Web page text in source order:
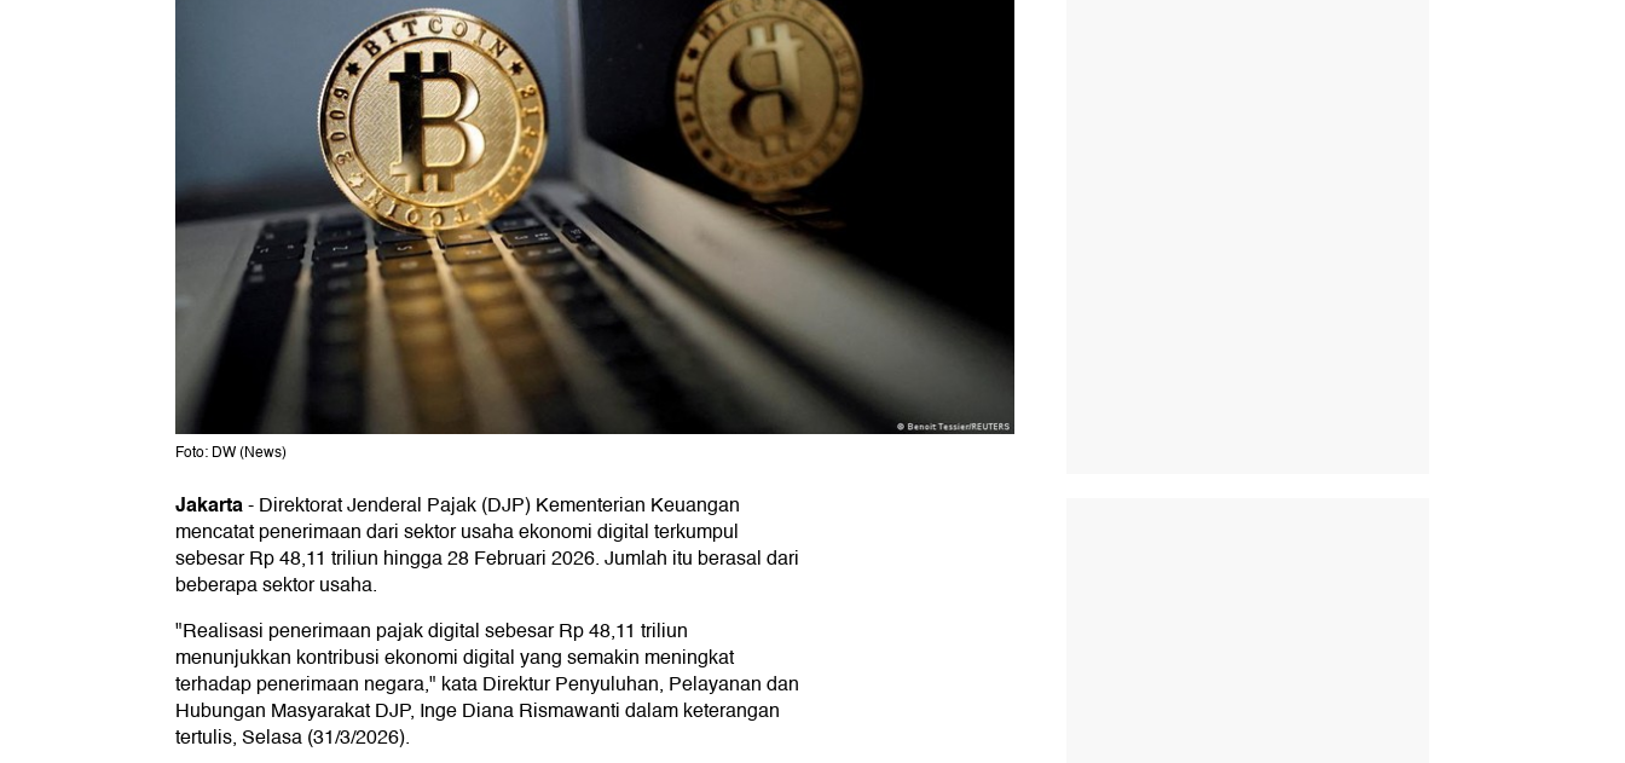
Foto: DW (News)
Jakarta-Direktorat Jenderal Pajak (DJP) Kementerian Keuangan
mencatat penerimaan dari sektor usaha ekonomi digital terkumpul
sebesar Rp 48,11 triliun hingga 28 Februari 2026. Jumlah itu berasal dari
beberapa sektor usaha.
"Realisasi penerimaan pajak digital sebesar Rp 48,11 triliun
menunjukkan kontribusi ekonomi digital yang semakin meningkat
terhadap penerimaan negara," kata Direktur Penyuluhan, Pelayanan dan
Hubungan Masyarakat DJP, Inge Diana Rismawanti dalam keterangan
tertulis, Selasa (31/3/2026).